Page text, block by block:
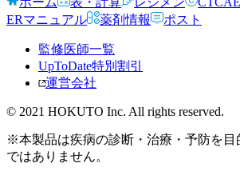
ERマニュアル
薬剤情報 ポスト
監修医師一覧
UpToDate特別割引
運営会社
© 2021 HOKUTO Inc. All rights reserved.
※本製品は疾病の診断・治療・予防を目
ではありません。